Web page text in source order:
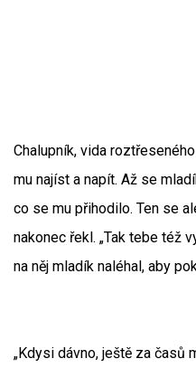
Chalupník, vida
mu najíst a napít. Až se
co se mu přihodilo. Ten se
nakonec řekl. „Tak tebe též
na něj mladík naléhal, aby
„Kdysi dávno, ještě za časů